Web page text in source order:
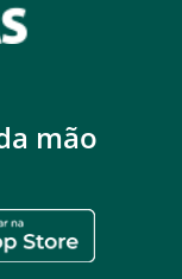
mão